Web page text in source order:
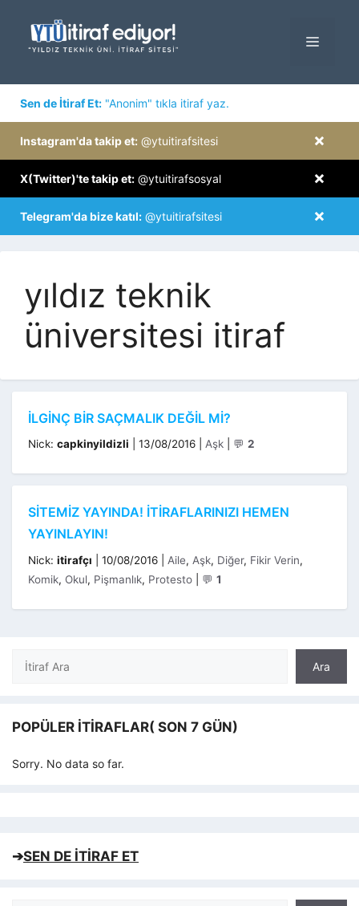
MENÜ
Sen de İtiraf Et: "Anonim" tıkla itiraf yaz.
×
Instagram'da takip et: @ytuitirafsitesi
×
X(Twitter)'te takip et: @ytuitirafsosyal
×
Telegram'da bize katıl: @ytuitirafsitesi
yıldız teknik
üniversitesi itiraf
İLGINÇ BIR SAÇMALIK DEĞIL MI?
Nick: capkinyildizli 13/08/2016 Kategoriler
Aşk 💬 2
SITEMIZ YAYINDA! İTIRAFLARINIZI HEMEN
YAYINLAYIN!
Nick: itirafçı 10/08/2016 Kategoriler
Aile, Aşk, Diğer, Fikir Verin,
Komik, Okul, Pişmanlık, Protesto 💬 1
Ara
Ara
POPÜLER İTIRAFLAR( SON 7 GÜN)
Sorry. No data so far.
➔SEN DE İTİRAF ET